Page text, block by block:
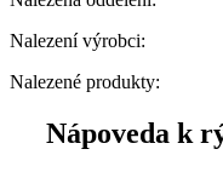
Nalezení výrobci:
Nalezené produkty:
Nápoveda k